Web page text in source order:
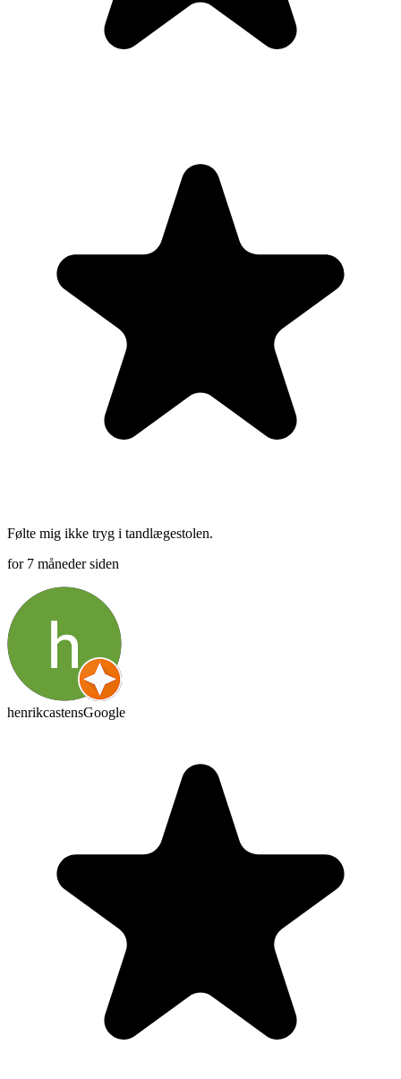
Følte mig ikke tryg i tandlægestolen.
for 7 måneder siden
henrikcastensGoogle